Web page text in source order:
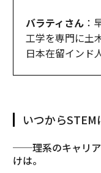
バラティさん：
工学を専門に土
日本在留インド
いつからSTEM
──理系のキャリア
けは。